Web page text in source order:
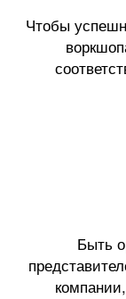
Чтобы
Быть